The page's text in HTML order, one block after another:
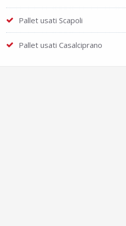
Pallet usati Scapoli
Pallet usati Casalciprano